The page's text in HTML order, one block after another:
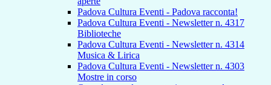
Padova Cultura Eventi - Padova racconta!
Padova Cultura Eventi - Newsletter n. 4317
Biblioteche
Padova Cultura Eventi - Newsletter n. 4314
Musica & Lirica
Padova Cultura Eventi - Newsletter n. 4303
Mostre in corso